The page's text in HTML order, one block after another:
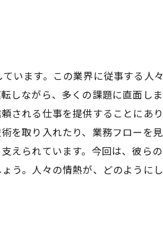
います。この業界に従事する人
しながら、多くの課題に直面し
される仕事を提供することにあ
を取り入れたり、業務フローを
えられています。今回は、彼ら
う。人々の情熱が、どのように